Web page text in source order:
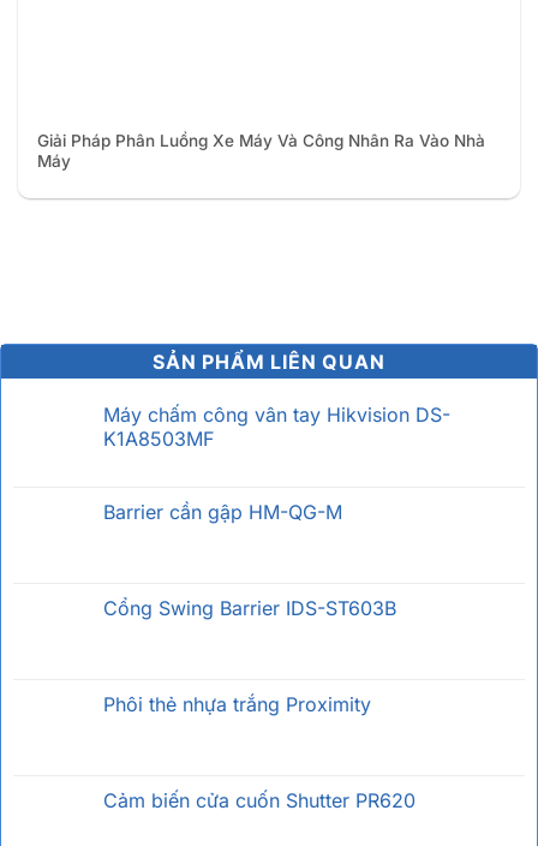
Giải Pháp Phân Luồng Xe Máy Và Công Nhân Ra Vào Nhà
Máy
SẢN PHẨM LIÊN QUAN
Máy chấm công vân tay Hikvision DS-
K1A8503MF
Barrier cần gập HM-QG-M
Cổng Swing Barrier IDS-ST603B
Phôi thẻ nhựa trắng Proximity
Cảm biến cửa cuốn Shutter PR620